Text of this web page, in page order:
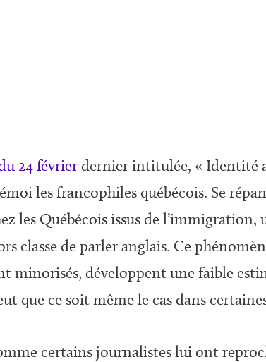
24 févrierdernier intitulée, « Identité
les francophiles québécois. Se
les Québécois issus de
classe de parler anglais. Ce
minorisés, développent une faible
que ce soit même le cas dans
certains journalistes lui ont